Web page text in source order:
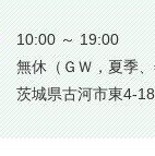
10:00 ～ 19:00
無休（ＧＷ，夏季、
茨城県古河市東4-